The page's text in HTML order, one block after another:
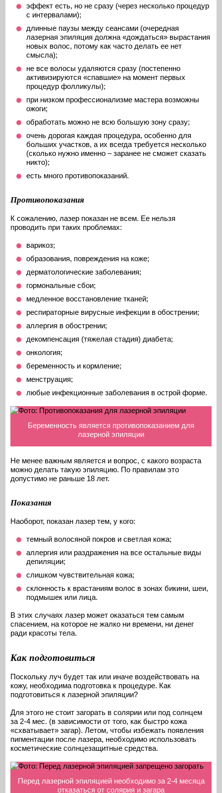
эффект есть, но не сразу (через несколько процедур
с интервалами);
длинные паузы между сеансами (очередная
лазерная эпиляция должна «дождаться» вырастания
новых волос, потому как часто делать ее нет
смысла);
не все волосы удаляются сразу (постепенно
активизируются «спавшие» на момент первых
процедур фолликулы);
при низком профессионализме мастера возможны
ожоги;
обработать можно не всю большую зону сразу;
очень дорогая каждая процедура, особенно для
больших участков, а их всегда требуется несколько
(сколько нужно именно – заранее не сможет сказать
никто);
есть много противопоказаний.
Противопоказания
К сожалению, лазер показан не всем. Ее нельзя
проводить при таких проблемах:
варикоз;
образования, повреждения на коже;
дерматологические заболевания;
гормональные сбои;
медленное восстановление тканей;
респираторные вирусные инфекции в обострении;
аллергия в обострении;
декомпенсация (тяжелая стадия) диабета;
онкология;
беременность и кормление;
менструация;
любые инфекционные заболевания в острой форме.
Беременность является противопоказанием для
лазерной эпиляции
Не менее важным является и вопрос, с какого возраста
можно делать такую эпиляцию. По правилам это
допустимо не раньше 18 лет.
Показания
Наоборот, показан лазер тем, у кого:
темный волосяной покров и светлая кожа;
аллергия или раздражения на все остальные виды
депиляции;
слишком чувствительная кожа;
склонность к врастаниям волос в зонах бикини, шеи,
подмышек или лица.
В этих случаях лазер может оказаться тем самым
спасением, на которое не жалко ни времени, ни денег
ради красоты тела.
Как подготовиться
Поскольку луч будет так или иначе воздействовать на
кожу, необходима подготовка к процедуре. Как
подготовиться к лазерной эпиляции?
Для этого не стоит загорать в солярии или под солнцем
за 2-4 мес. (в зависимости от того, как быстро кожа
«схватывает» загар). Летом, чтобы избежать появления
пигментации после лазера, необходимо использовать
косметические солнцезащитные средства.
Перед лазерной эпиляцией необходимо за 2-4 месяца
отказаться от солярия и загара